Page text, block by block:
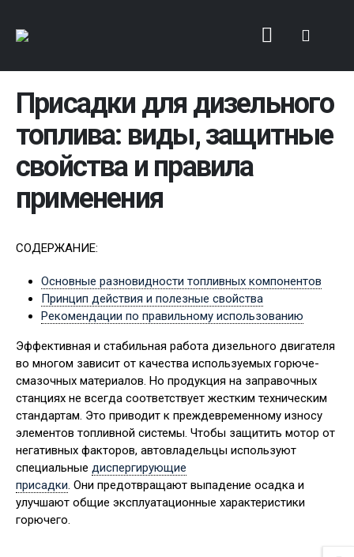
Присадки для дизельного
топлива: виды, защитные
свойства и правила
применения
СОДЕРЖАНИЕ:
Основные разновидности топливных компонентов
Принцип действия и полезные свойства
Рекомендации по правильному использованию
Эффективная и стабильная работа дизельного двигателя
во многом зависит от качества используемых горюче-
смазочных материалов. Но продукция на заправочных
станциях не всегда соответствует жестким техническим
стандартам. Это приводит к преждевременному износу
элементов топливной системы. Чтобы защитить мотор от
негативных факторов, автовладельцы используют
специальные диспергирующие
присадки. Они предотвращают выпадение осадка и
улучшают общие эксплуатационные характеристики
горючего.